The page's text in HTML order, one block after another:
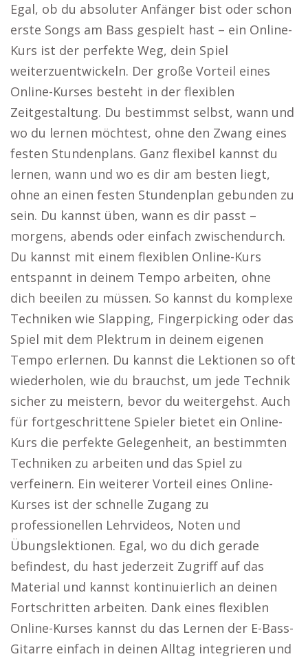
Egal, ob du absoluter Anfänger bist oder schon
erste Songs am Bass gespielt hast – ein Online-
Kurs ist der perfekte Weg, dein Spiel
weiterzuentwickeln. Der große Vorteil eines
Online-Kurses besteht in der flexiblen
Zeitgestaltung. Du bestimmst selbst, wann und
wo du lernen möchtest, ohne den Zwang eines
festen Stundenplans. Ganz flexibel kannst du
lernen, wann und wo es dir am besten liegt,
ohne an einen festen Stundenplan gebunden zu
sein. Du kannst üben, wann es dir passt –
morgens, abends oder einfach zwischendurch.
Du kannst mit einem flexiblen Online-Kurs
entspannt in deinem Tempo arbeiten, ohne
dich beeilen zu müssen. So kannst du komplexe
Techniken wie Slapping, Fingerpicking oder das
Spiel mit dem Plektrum in deinem eigenen
Tempo erlernen. Du kannst die Lektionen so oft
wiederholen, wie du brauchst, um jede Technik
sicher zu meistern, bevor du weitergehst. Auch
für fortgeschrittene Spieler bietet ein Online-
Kurs die perfekte Gelegenheit, an bestimmten
Techniken zu arbeiten und das Spiel zu
verfeinern. Ein weiterer Vorteil eines Online-
Kurses ist der schnelle Zugang zu
professionellen Lehrvideos, Noten und
Übungslektionen. Egal, wo du dich gerade
befindest, du hast jederzeit Zugriff auf das
Material und kannst kontinuierlich an deinen
Fortschritten arbeiten. Dank eines flexiblen
Online-Kurses kannst du das Lernen der E-Bass-
Gitarre einfach in deinen Alltag integrieren und